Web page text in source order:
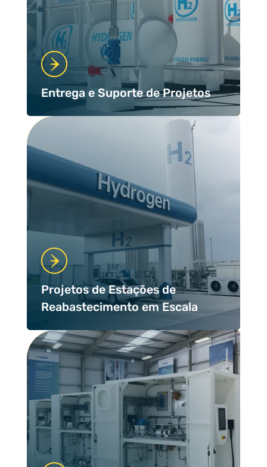
Entrega e Suporte de Projetos
Projetos de Estações de
Reabastecimento em Escala